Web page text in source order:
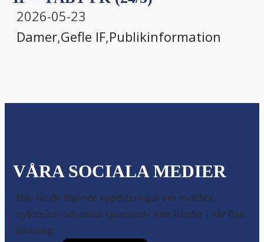
2026-05-23
Damer,Gefle IF,Publikinformation
VÅRA SOCIALA MEDIER
Här får du löpande uppdateringar om matcher,
nyförvärv och annat spännande som händer i vår fina
förening.